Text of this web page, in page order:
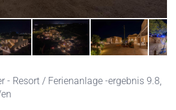
- Resort / Ferienanlage -ergebnis 9.8,